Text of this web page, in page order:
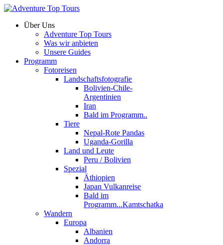
Über Uns
Adventure Top Tours
Was wir anbieten
Unsere Guides
Programm
Fotoreisen
Landschaftsfotografie
Bolivien-Chile-
Argentinien
Iran
Bald im Programm..
Tiere
Nepal-Rote Pandas
Uganda-Gorilla
Land und Leute
Peru / Bolivien
Spezial
Äthiopien
Japan Vulkanreise
Bald im
Programm...Kamtschatka
Wandern
Europa
Albanien
Andorra